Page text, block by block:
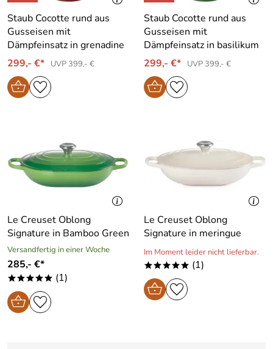
Staub Cocotte rund aus
Gusseisen mit
Dämpfeinsatz in grenadine
299,- €*
UVP 399,- €
Staub Cocotte rund aus
Gusseisen mit
Dämpfeinsatz in basilikum
299,- €*
UVP 399,- €
Le Creuset Oblong
Signature in Bamboo Green
Versandfertig in einer Woche
285,- €*
***** (1)
Le Creuset Oblong
Signature in meringue
Im Moment leider nicht lieferbar.
***** (1)